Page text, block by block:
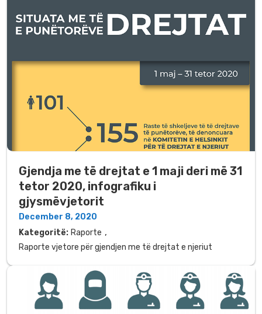
Gjendja me të drejtat e 1 maji deri më 31
tetor 2020, infografiku i
gjysmëvjetorit
December 8, 2020
Kategoritë: Raporte ,
Raporte vjetore për gjendjen me të drejtat e njeriut